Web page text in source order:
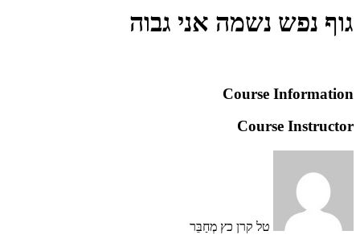
גוף נפש נשמה אני גבוה
Course Information
Course Instructor
טל קרן כץ מְחַבֵּר